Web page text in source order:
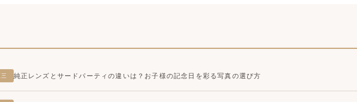
純正レンズとサードパーティの違いは？お子様の記念日を彩る写真の選び方